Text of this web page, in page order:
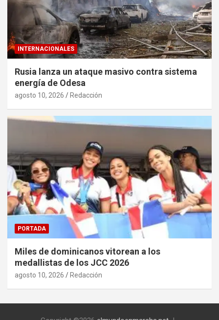
INTERNACIONALES
Rusia lanza un ataque masivo contra sistema
energía de Odesa
agosto 10, 2026 Redacción
PORTADA
Miles de dominicanos vitorean a los
medallistas de los JCC 2026
agosto 10, 2026 Redacción